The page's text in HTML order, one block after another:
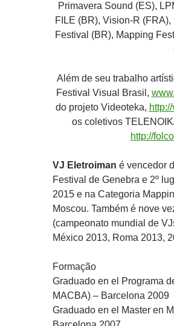
Primavera Sound (ES‏), LPM (IT), FIMG (ES‏), Festival Loop (ES‏),
FILE (BR), Vision-R (FRA), ROBOT (IT‏),
Festival (BR), Mapping
Além de seu trabalho
Festival Visual Brasil,
do projeto Videoteka,
os coletivos
http://
VJ Eletroiman é vencedor
Festival de Genebra e 2º
2015 e na Categoria
Moscou. Também é nove
(campeonato mundial de
México 2013, Roma 2013,
Formação
Graduado en el Programa
MACBA) – Barcelona 2009
Graduado en el Master en